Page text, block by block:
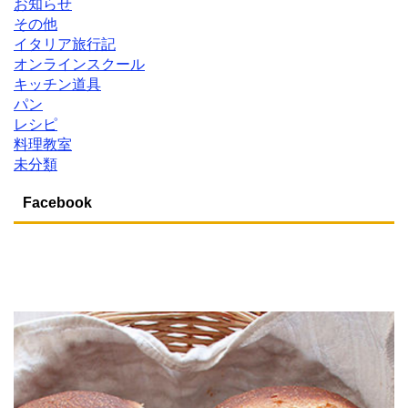
その他
イタリア旅行記
オンラインスクール
キッチン道具
パン
レシピ
料理教室
未分類
Facebook